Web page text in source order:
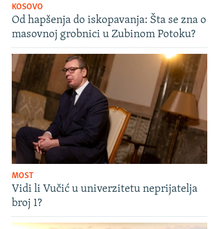
KOSOVO
Od hapšenja do iskopavanja: Šta se zna o
masovnoj grobnici u Zubinom Potoku?
MOST
Vidi li Vučić u univerzitetu neprijatelja
broj 1?